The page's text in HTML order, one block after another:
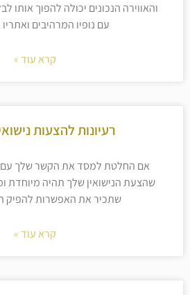
והאווירה הנכונים יכולה להפוך אותו
עם נופיו המרהיבים
קרא עוד »
רעיונות להצעות
אם החלטת למסד את הקשר שלך עם
שהצעת הנישואין שלך תהיה מיוחדת
שתכיר את האפשרות להפיק
קרא עוד »